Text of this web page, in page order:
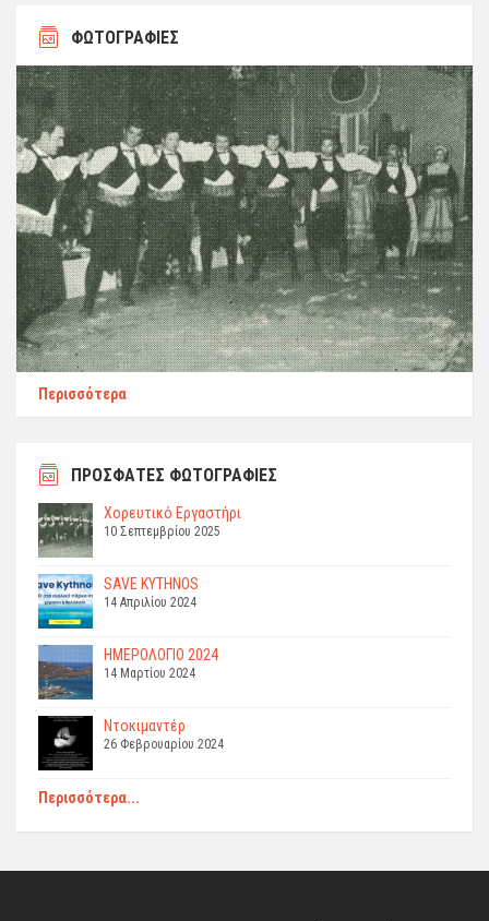
ΦΩΤΟΓΡΑΦΙΕΣ
Περισσότερα
ΠΡΟΣΦΑΤΕΣ ΦΩΤΟΓΡΑΦΙΕΣ
Χορευτικό Εργαστήρι
10 Σεπτεμβρίου 2025
SAVE KYTHNOS
14 Απριλίου 2024
ΗΜΕΡΟΛΟΓΙΟ 2024
14 Μαρτίου 2024
Ντοκιμαντέρ
26 Φεβρουαρίου 2024
Περισσότερα...